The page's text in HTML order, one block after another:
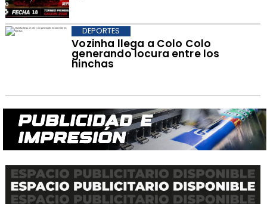
Vozinha llega a Colo Colo
generando locura entre los
hinchas
DEPORTES